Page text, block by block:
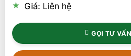
Giá: Liên hệ
GỌI TƯ VẤN